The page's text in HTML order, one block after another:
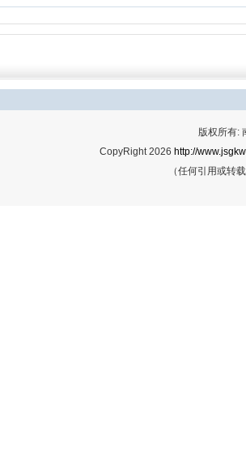
版权所有:
CopyRight 2026 http://
（任何引用或转